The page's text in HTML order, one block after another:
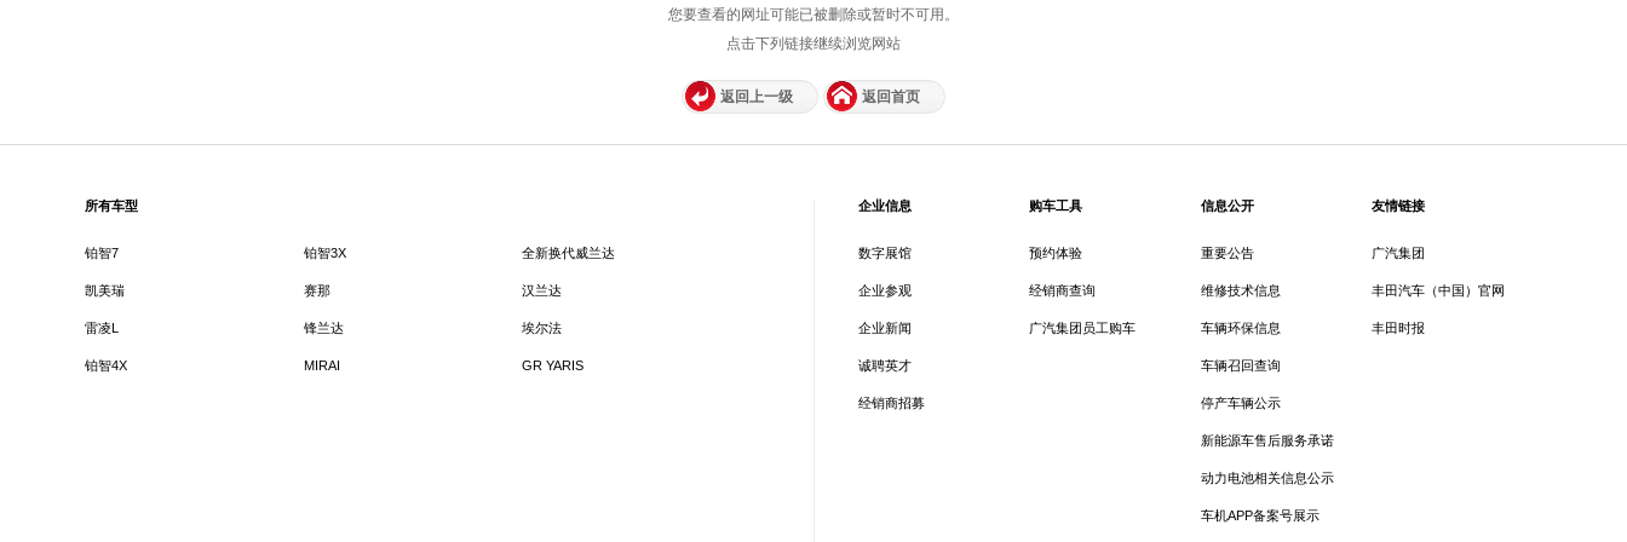
您要查看的网址可能已被删除或暂时不可用。
点击下列链接继续浏览网站
返回上一级 返回首页
所有车型
铂智7 铂智3X 全新换代威兰达
凯美瑞 赛那 汉兰达
雷凌L 锋兰达 埃尔法
铂智4X MIRAI GR YARIS
企业信息
数字展馆
企业参观
企业新闻
诚聘英才
经销商招募
购车工具
预约体验
经销商查询
广汽集团员工购车
信息公开
重要公告
维修技术信息
车辆环保信息
车辆召回查询
停产车辆公示
新能源车售后服务承诺
动力电池相关信息公示
车机APP备案号展示
友情链接
广汽集团
丰田汽车（中国）官网
丰田时报